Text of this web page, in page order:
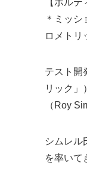
【ボル
＊ミッ
ロメトリ
テスト開
リック」
（Roy
シムレル
を率いて